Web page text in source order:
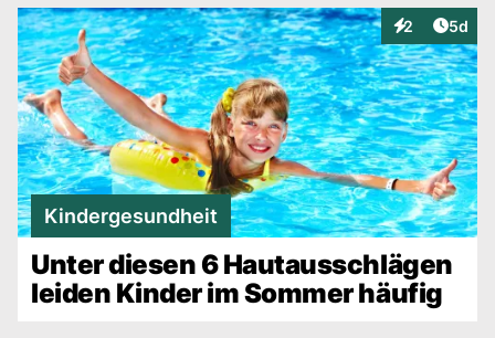
2
Interaktionen
5d
Kindergesundheit
Unter diesen 6 Hautausschlägen
leiden Kinder im Sommer häufig